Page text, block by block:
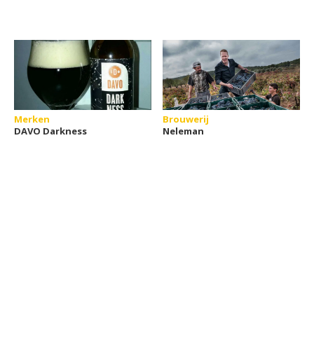
Merken
DAVO Darkness
Brouwerij
Neleman